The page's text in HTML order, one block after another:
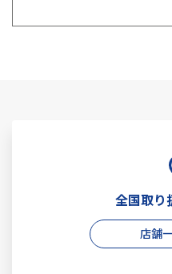
全国取り
店舗